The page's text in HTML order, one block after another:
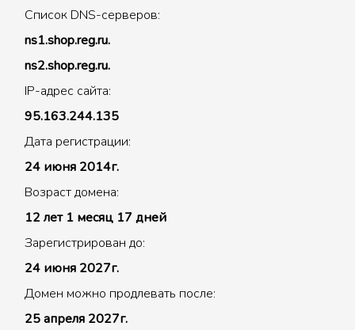
Список DNS-серверов:
ns1.shop.reg.ru.
ns2.shop.reg.ru.
IP-адрес сайта:
95.163.244.135
Дата регистрации:
24 июня 2014г.
Возраст домена:
12 лет 1 месяц 17 дней
Зарегистрирован до:
24 июня 2027г.
Домен можно продлевать после:
25 апреля 2027г.